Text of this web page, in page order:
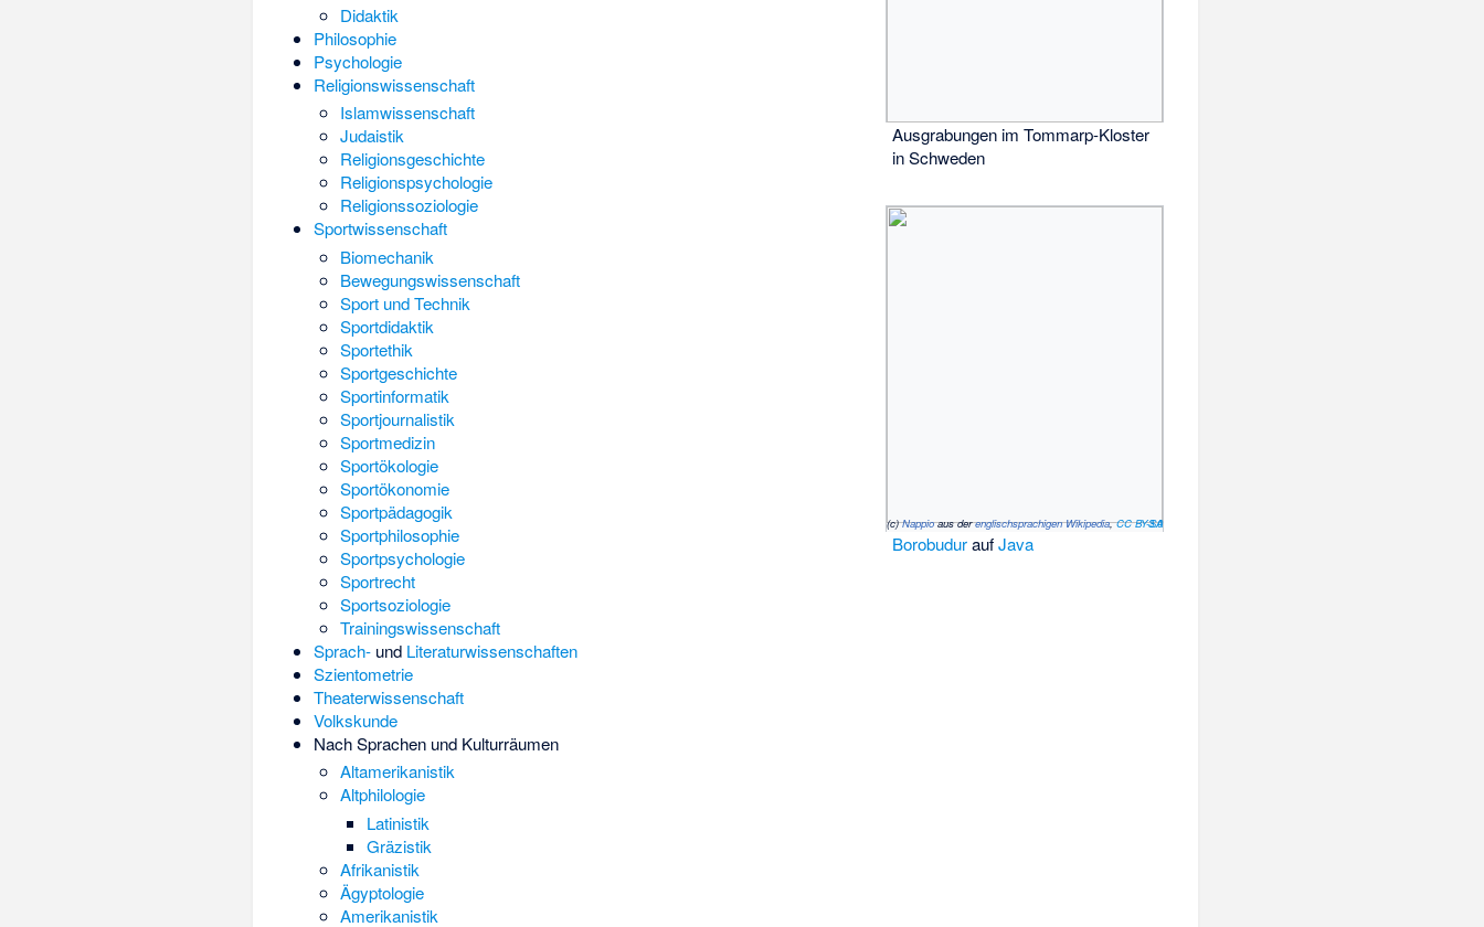
Ausgrabungen im Tommarp-Kloster
in Schweden
(c)Nappioaus derenglischsprachigen Wikipedia, CC BY-SA 3.0
BorobuduraufJava
Didaktik
Philosophie
Psychologie
Religionswissenschaft
Islamwissenschaft
Judaistik
Religionsgeschichte
Religionspsychologie
Religionssoziologie
Sportwissenschaft
Biomechanik
Bewegungswissenschaft
Sport und Technik
Sportdidaktik
Sportethik
Sportgeschichte
Sportinformatik
Sportjournalistik
Sportmedizin
Sportökologie
Sportökonomie
Sportpädagogik
Sportphilosophie
Sportpsychologie
Sportrecht
Sportsoziologie
Trainingswissenschaft
Sprach-und Literaturwissenschaften
Szientometrie
Theaterwissenschaft
Volkskunde
Nach Sprachen und Kulturräumen
Altamerikanistik
Altphilologie
Latinistik
Gräzistik
Afrikanistik
Ägyptologie
Amerikanistik